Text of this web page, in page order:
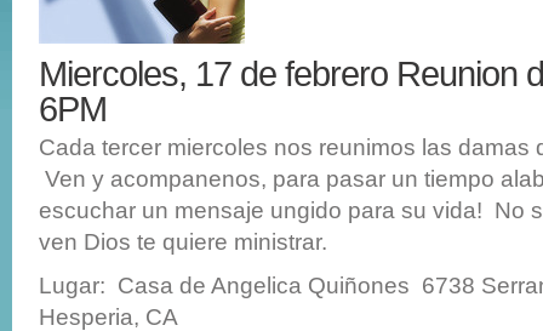
Miercoles, 17 de febrero Reunion
6PM
Cada tercer miercoles nos reunimos las damas
Ven y acompanenos, para pasar un tiempo
escuchar un mensaje ungido para su vida! No
ven Dios te quiere ministrar.
Lugar: Casa de Angelica Quiñones 6738
Hesperia, CA